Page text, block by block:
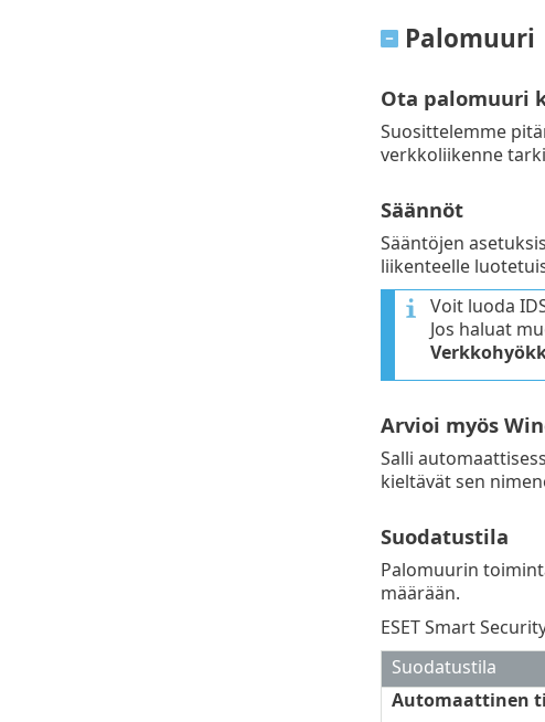
Palomuuri
Ota palomuuri
Suosittelemme
verkkoliikenne
Säännöt
Sääntöjen
liikenteelle
Voit luoda
Jos haluat
Arvioi myös
Salli
kieltävät sen
Suodatustila
Palomuurin
määrään.
ESET Smart
Suodatustila
Automaattinen